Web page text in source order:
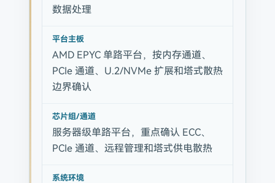
数据处理
平台主板
AMD EPYC 单路平台，按内存通道、
PCIe 通道、U.2/NVMe 扩展和塔式散热
边界确认
芯片组/通道
服务器级单路平台，重点确认 ECC、
PCIe 通道、远程管理和塔式供电散热
系统环境